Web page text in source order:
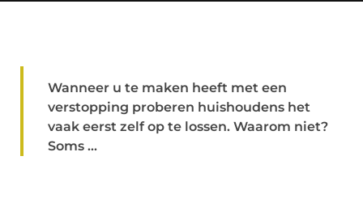
Wanneer u te maken heeft met een
verstopping proberen huishoudens het
vaak eerst zelf op te lossen. Waarom niet?
Soms ...